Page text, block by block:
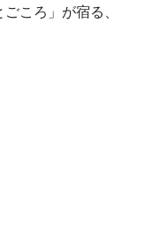
ころ」が宿る、